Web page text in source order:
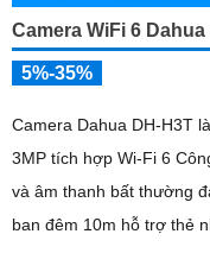
Camera WiFi 6 Dahua
5%-35%
Camera Dahua DH-H3T
3MP tích hợp Wi-Fi 6
và âm thanh bất thường
ban đêm 10m hỗ trợ thẻ